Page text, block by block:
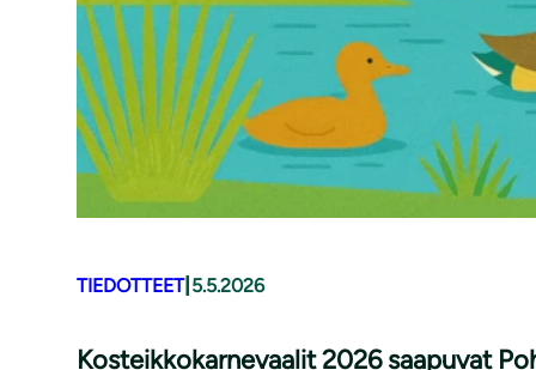
TIEDOTTEET| 5.5.2026
Kosteikkokarnevaalit 2026 saapuvat